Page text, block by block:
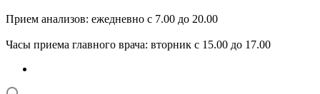
Прием анализов: ежедневно с 7.00 до 20.00
Часы приема главного врача: вторник с 15.00 до 17.00